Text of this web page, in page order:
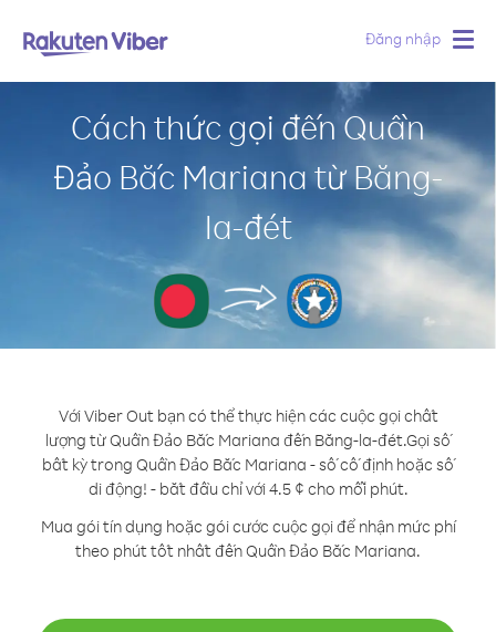
Đăng nhập
Cách thức gọi đến Quần
Đảo Bắc Mariana từ Băng-
la-đét
Với Viber Out bạn có thể thực hiện các cuộc gọi chất
lượng từ Quần Đảo Bắc Mariana đến Băng-la-đét.Gọi số
bất kỳ trong Quần Đảo Bắc Mariana - số cố định hoặc số
di động! - bắt đầu chỉ với 4.5 ¢ cho mỗi phút.
Mua gói tín dụng hoặc gói cước cuộc gọi để nhận mức phí
theo phút tốt nhất đến Quần Đảo Bắc Mariana.